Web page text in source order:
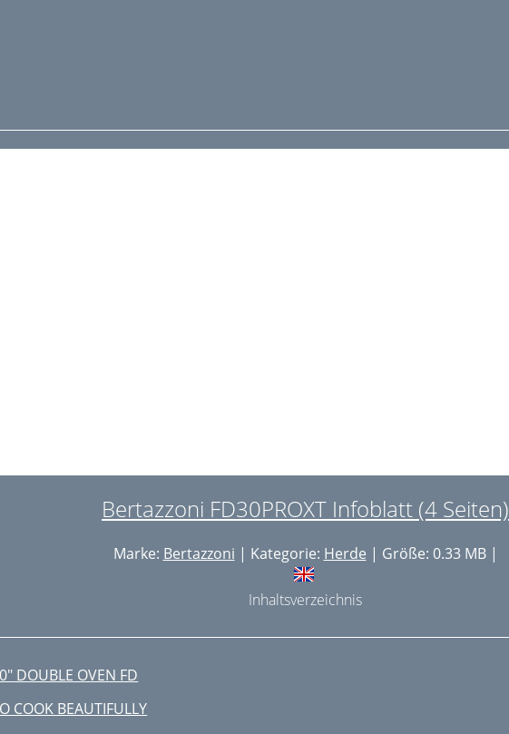
Bertazzoni FD30PROXT Infoblatt (4 Seiten)
Marke: Bertazzoni | Kategorie: Herde | Größe: 0.33 MB |
Inhaltsverzeichnis
DOUBLE OVEN FD
COOK BEAUTIFULLY